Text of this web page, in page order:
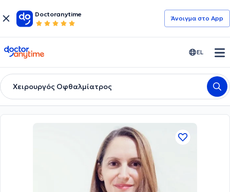
Doctoranytime
Άνοιγμα στο App
doctoranytime EL
Χειρουργός Οφθαλμίατρος